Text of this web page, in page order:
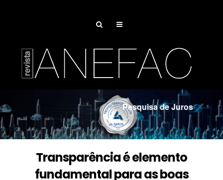
Pesquisa de Juros
Associe-se
Transparência é elemento
fundamental para as boas